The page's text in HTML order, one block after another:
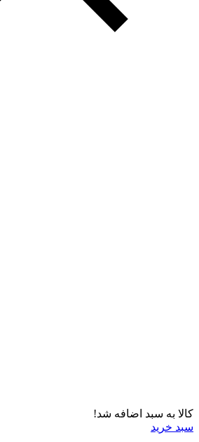
کالا به سبد اضافه شد!
سبد خرید